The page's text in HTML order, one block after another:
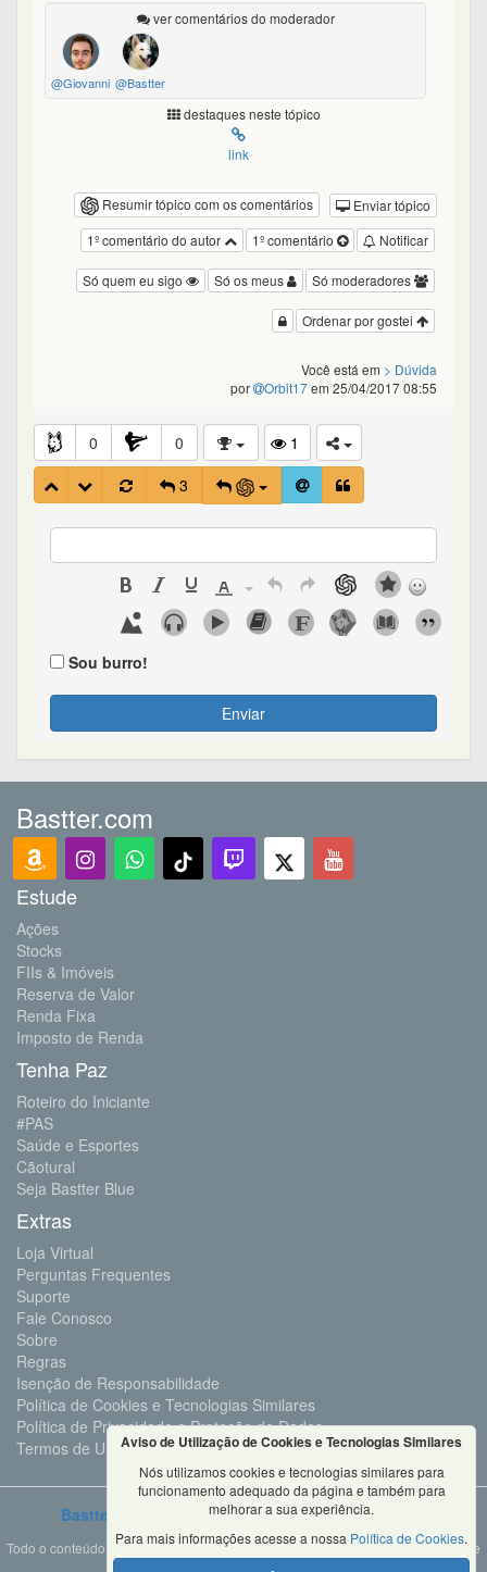
ver comentários do moderador
@Giovanni @Bastter
destaques neste tópico
link
Resumir tópico com os comentários
Enviar tópico
Notificar
1º comentário
1º comentário do autor
Só moderadores
Só os meus
Só quem eu sigo
Ordenar por gostei
Você está em > Dúvida
por
Orbit17em 25/04/2017 08:55
0 0
1
3
Sou burro!
Enviar
Bastter.com
Estude
Ações
Stocks
FIIs & Imóveis
Reserva de Valor
Renda Fixa
Imposto de Renda
Tenha Paz
Roteiro do Iniciante
#PAS
Saúde e Esportes
Cãotural
Seja Bastter Blue
Extras
Loja Virtual
Perguntas Frequentes
Suporte
Fale Conosco
Sobre
Regras
Isenção de Responsabilidade
Política de Cookies e Tecnologias Similares
Política de Privacidade e Proteção de Dados
Termos de Uso
Bastter.com 2001 ©Todos os Direitos Reservados
Todo o conteúdo deste site é propriedade da Bastter.com, sendo expressamente
Aviso de Utilização de Cookies e Tecnologias Similares
Nós utilizamos cookies e tecnologias similares para
funcionamento adequado da página e também para
melhorar a sua experiência.
Para mais informações acesse a nossa Política de Cookies.